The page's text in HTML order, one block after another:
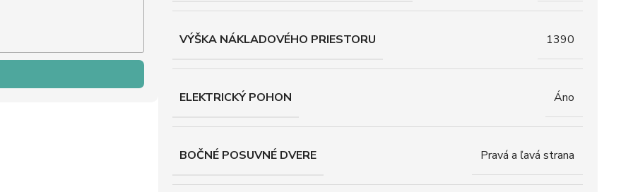
VÝŠKA NÁKLADOVÉHO PRIESTORU 1390
ELEKTRICKÝ POHON Áno
BOČNÉ POSUVNÉ DVERE Pravá a ľavá strana